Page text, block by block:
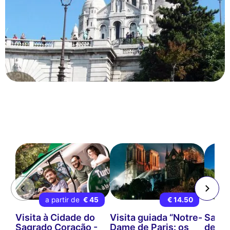
a partir de € 45
Visita à Cidade do
Sagrado Coração -
€ 14.50
Visita guiada “Notre-
Dame de Paris: os